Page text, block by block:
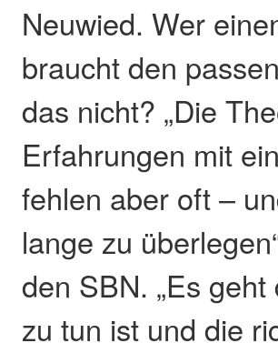
Neuwied. Wer
braucht den
das nicht? „Die
Erfahrungen mit
fehlen aber oft –
lange zu
den SBN. „Es
zu tun ist und die